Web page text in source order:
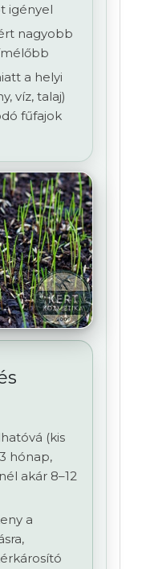
igényel
nagyobb
a helyi
víz, talaj)
fűfajok
(kis
hónap,
akár 8–12
a